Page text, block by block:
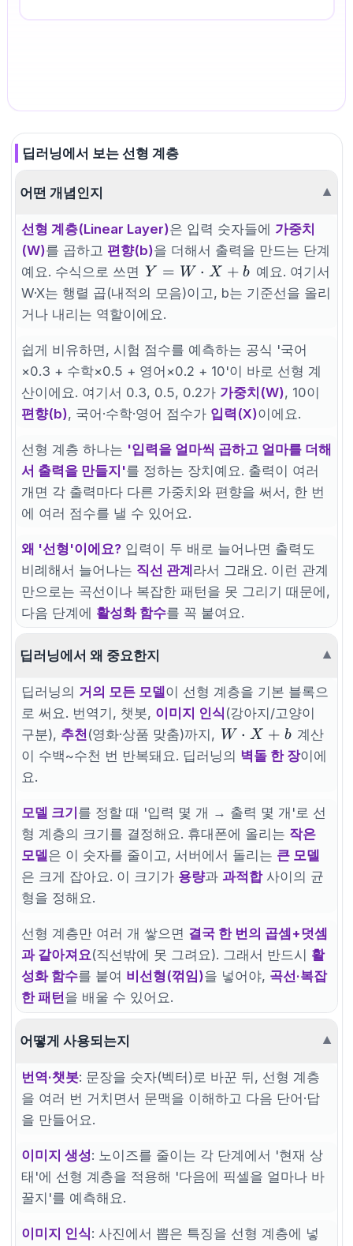
딥러닝에서 보는 선형 계층
어떤 개념인지 ▼
선형 계층(Linear Layer)은 입력 숫자들에 가중치
(W)를 곱하고 편향(b)을 더해서 출력을 만드는 단계
예요. 수식으로 쓰면 Y =
W
\cdot
X +
b
Y = W ⋅ X + b 예요. 여기서
W·X는 행렬 곱(내적의 모음)이고, b는 기준선을 올리
거나 내리는 역할이에요.
쉽게 비유하면, 시험 점수를 예측하는 공식 '국어
×0.3 + 수학×0.5 + 영어×0.2 + 10'이 바로 선형 계
산이에요. 여기서 0.3, 0.5, 0.2가 가중치(W), 10이
편향(b), 국어·수학·영어 점수가 입력(X)이에요.
선형 계층 하나는 '입력을 얼마씩 곱하고 얼마를 더해
서 출력을 만들지'를 정하는 장치예요. 출력이 여러
개면 각 출력마다 다른 가중치와 편향을 써서, 한 번
에 여러 점수를 낼 수 있어요.
왜 '선형'이에요?입력이 두 배로 늘어나면 출력도
비례해서 늘어나는 직선 관계라서 그래요. 이런 관계
만으로는 곡선이나 복잡한 패턴을 못 그리기 때문에,
다음 단계에 활성화 함수를 꼭 붙여요.
딥러닝에서 왜 중요한지 ▼
딥러닝의 거의 모든 모델이 선형 계층을 기본 블록으
로 써요. 번역기, 챗봇, 이미지 인식 (강아지/고양이
구분), 추천 (영화·상품 맞춤)까지, W
\cdot
W ⋅ X + b 계산
이 수백~수천 번 반복돼요. 딥러닝의 벽돌 한 장이에
요.
모델 크기 를 정할 때 '입력 몇 개 → 출력 몇 개'로 선
형 계층의 크기를 결정해요. 휴대폰에 올리는 작은
모델은 이 숫자를 줄이고, 서버에서 돌리는 큰 모델
은 크게 잡아요. 이 크기가 용량과 과적합사이의 균
형을 정해요.
선형 계층만 여러 개 쌓으면 결국 한 번의 곱셈+덧셈
과 같아져요(직선밖에 못 그려요). 그래서 반드시 활
성화 함수를 붙여 비선형(꺾임)을 넣어야, 곡선·복잡
한 패턴을 배울 수 있어요.
어떻게 사용되는지 ▼
번역·챗봇: 문장을 숫자(벡터)로 바꾼 뒤, 선형 계층
을 여러 번 거치면서 문맥을 이해하고 다음 단어·답
을 만들어요.
이미지 생성: 노이즈를 줄이는 각 단계에서 '현재 상
태'에 선형 계층을 적용해 '다음에 픽셀을 얼마나 바
꿀지'를 예측해요.
이미지 인식: 사진에서 뽑은 특징을 선형 계층에 넣